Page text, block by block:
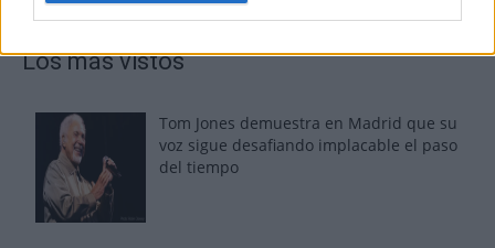
Los más vistos
Tom Jones demuestra en Madrid que su
voz sigue desafiando implacable el paso
del tiempo